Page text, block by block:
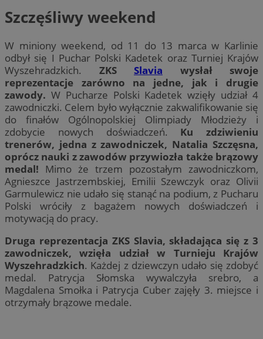
Szczęśliwy weekend
W miniony weekend, od 11 do 13 marca w Karlinie
odbył się I Puchar Polski Kadetek oraz Turniej Krajów
Wyszehradzkich. ZKS Slavia wysłał swoje
reprezentacje zarówno na jedne, jak i drugie
zawody. W Pucharze Polski Kadetek wzięły udział 4
zawodniczki. Celem było wyłącznie zakwalifikowanie się
do finałów Ogólnopolskiej Olimpiady Młodzieży i
zdobycie nowych doświadczeń. Ku zdziwieniu
trenerów, jedna z zawodniczek, Natalia Szczęsna,
oprócz nauki z zawodów przywiozła także brązowy
medal! Mimo że trzem pozostałym zawodniczkom,
Agnieszce Jastrzembskiej, Emilii Szewczyk oraz Olivii
Garmulewicz nie udało się stanąć na podium, z Pucharu
Polski wróciły z bagażem nowych doświadczeń i
motywacją do pracy.
Druga reprezentacja ZKS Slavia, składająca się z 3
zawodniczek, wzięła udział w Turnieju Krajów
Wyszehradzkich. Każdej z dziewczyn udało się zdobyć
medal. Patrycja Słomska wywalczyła srebro, a
Magdalena Smołka i Patrycja Cuber zajęły 3. miejsce i
otrzymały brązowe medale.